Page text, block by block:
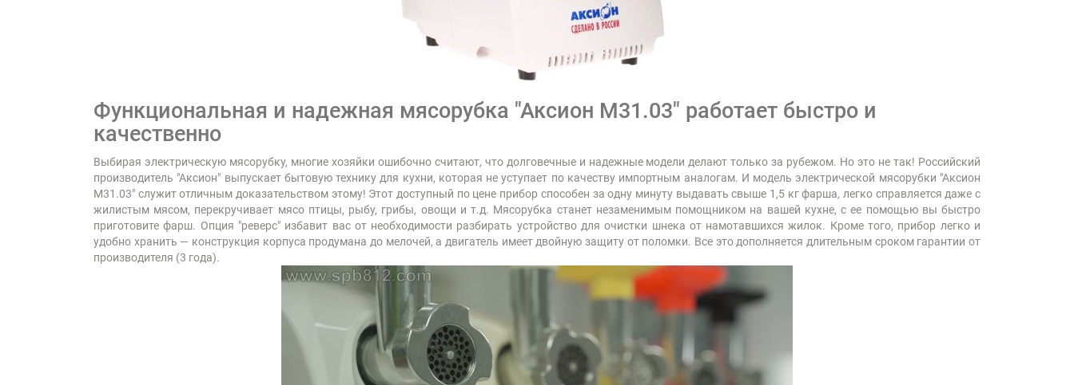
Функциональная и надежная мясорубка "Аксион М31.03" работает быстро и
качественно
Выбирая электрическую мясорубку, многие хозяйки ошибочно считают, что долговечные и надежные модели делают только за рубежом. Но это не так! Российский
производитель "Аксион" выпускает бытовую технику для кухни, которая не уступает по качеству импортным аналогам. И модель электрической мясорубки "Аксион
М31.03" служит отличным доказательством этому! Этот доступный по цене прибор способен за одну минуту выдавать свыше 1,5 кг фарша, легко справляется даже с
жилистым мясом, перекручивает мясо птицы, рыбу, грибы, овощи и т.д. Мясорубка станет незаменимым помощником на вашей кухне, с ее помощью вы быстро
приготовите фарш. Опция "реверс" избавит вас от необходимости разбирать устройство для очистки шнека от намотавшихся жилок. Кроме того, прибор легко и
удобно хранить — конструкция корпуса продумана до мелочей, а двигатель имеет двойную защиту от поломки. Все это дополняется длительным сроком гарантии от
производителя (3 года).